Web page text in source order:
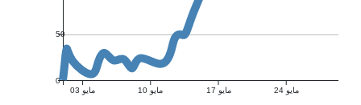
مايو 03 مايو 10 مايو 17 مايو 24
0
50